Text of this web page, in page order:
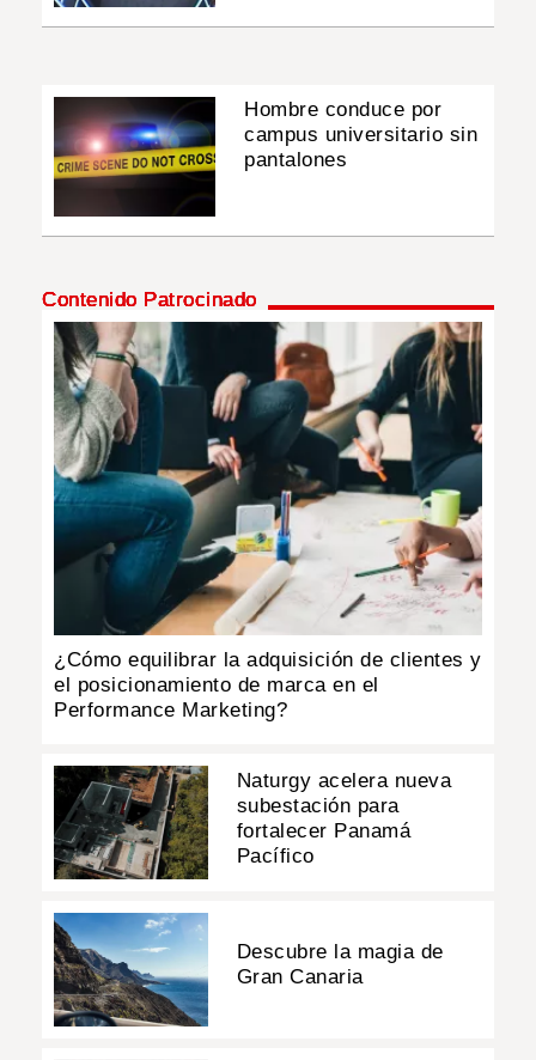
Hombre conduce por
campus universitario sin
pantalones
Contenido Patrocinado
¿Cómo equilibrar la adquisición de clientes y
el posicionamiento de marca en el
Performance Marketing?
Naturgy acelera nueva
subestación para
fortalecer Panamá
Pacífico
Descubre la magia de
Gran Canaria